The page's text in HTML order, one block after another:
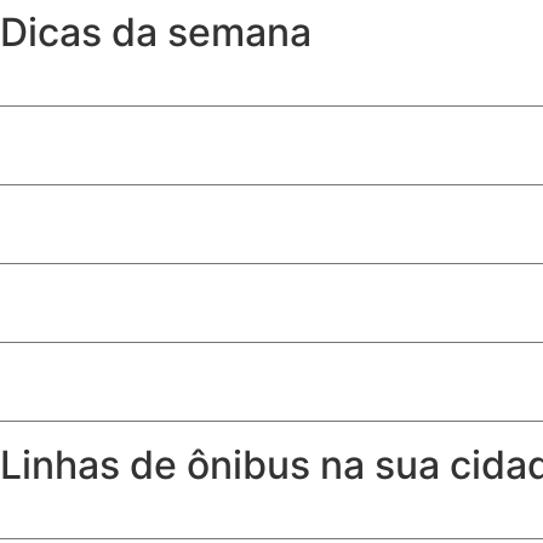
Dicas da semana
Linhas de ônibus na sua